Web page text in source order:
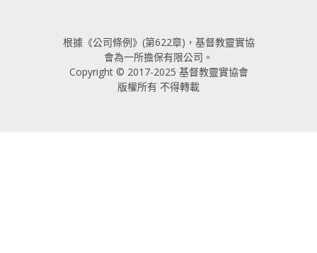
根據《公司條例》(第622章)，基督教靈實協
會為一所擔保有限公司。
Copyright © 2017-2025 基督教靈實協會
版權所有 不得轉載